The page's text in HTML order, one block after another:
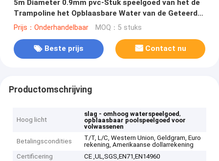
5m Diameter 0.9mm pvc-Stuk speelgoed van het de
Trampoline het Opblaasbare Water van de Geteerd
zeildoekuitsmijter voor Waterpark
Prijs：Onderhandelbaar MOQ：5 stuks
Beste prijs Contact nu
Productomschrijving
Hoog licht
slag - omhoog waterspeelgoed,
opblaasbaar poolspeelgoed voor
volwassenen
Betalingscondities
T/T, L/C, Western Union, Geldgram, Euro
rekening, Amerikaanse dollarrekening
Certificering
CE ,UL,SGS,EN71,EN14960